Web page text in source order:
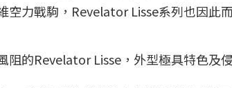
空力戰駒，Revelator Lisse系列也因此
阻的Revelator Lisse，外型極具特色及